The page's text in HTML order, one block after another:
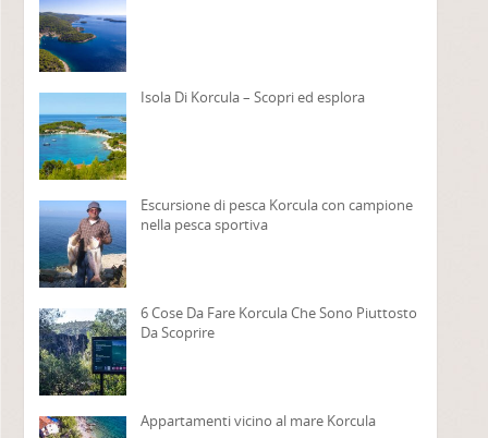
Isola Di Korcula – Scopri ed esplora
Escursione di pesca Korcula con campione
nella pesca sportiva
6 Cose Da Fare Korcula Che Sono Piuttosto
Da Scoprire
Appartamenti vicino al mare Korcula